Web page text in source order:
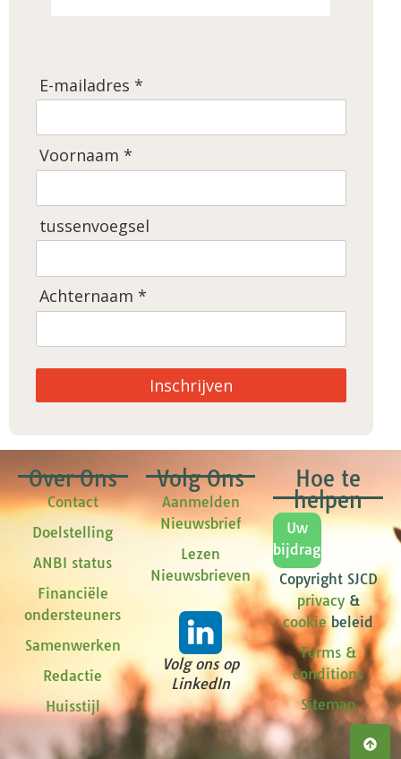
E-mailadres *
Voornaam *
tussenvoegsel
Achternaam *
Inschrijven
Over Ons
Contact
Doelstelling
ANBI status
Financiële
ondersteuners
Samenwerken
Redactie
Huisstijl
Volg Ons
Aanmelden
Nieuwsbrief
Lezen
Nieuwsbrieven
Volg ons op
LinkedIn
Hoe te
helpen
Uw
bijdrage
Copyright SJCD
privacy&
cookiebeleid
Terms &
conditions
Sitemap